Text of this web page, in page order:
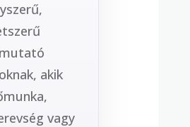
akik
vagy